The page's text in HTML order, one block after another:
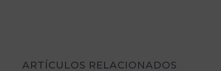
ARTÍCULOS RELACIONADOS